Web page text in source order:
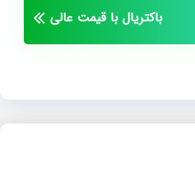
باکتریال با قیمت عالی